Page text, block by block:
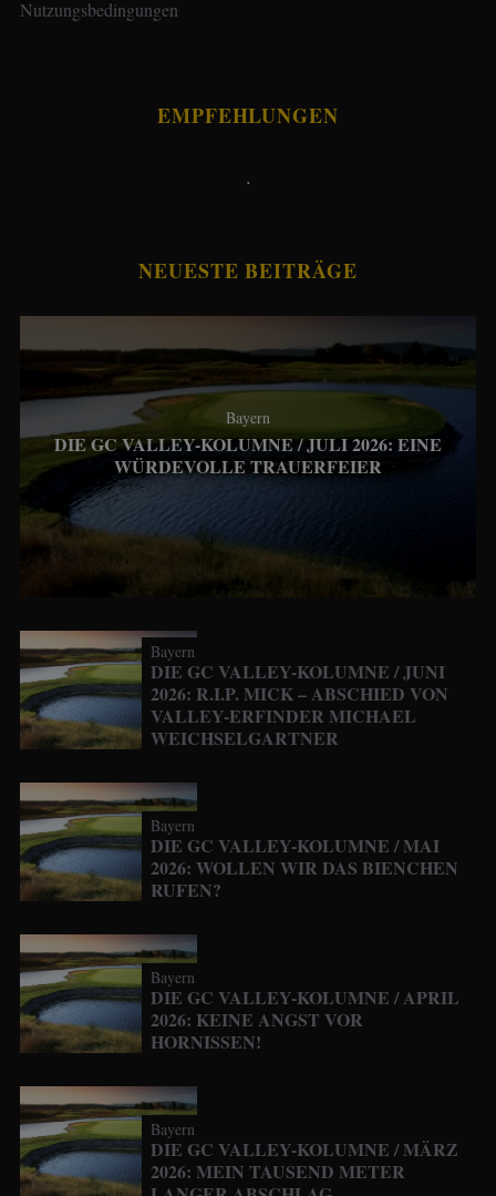
Nutzungsbedingungen
EMPFEHLUNGEN
.
NEUESTE BEITRÄGE
Bayern
DIE GC VALLEY-KOLUMNE / JULI 2026: EINE
WÜRDEVOLLE TRAUERFEIER
Bayern
DIE GC VALLEY-KOLUMNE / JUNI
2026: R.I.P. MICK – ABSCHIED VON
VALLEY-ERFINDER MICHAEL
WEICHSELGARTNER
Bayern
DIE GC VALLEY-KOLUMNE / MAI
2026: WOLLEN WIR DAS BIENCHEN
RUFEN?
Bayern
DIE GC VALLEY-KOLUMNE / APRIL
2026: KEINE ANGST VOR
HORNISSEN!
Bayern
DIE GC VALLEY-KOLUMNE / MÄRZ
2026: MEIN TAUSEND METER